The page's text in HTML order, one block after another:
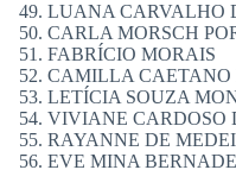
LUANA CARVALHO
CARLA MORSCH
FABRÍCIO MORAIS
CAMILLA CAETANO
LETÍCIA SOUZA
VIVIANE CARDOSO
RAYANNE DE
EVE MINA